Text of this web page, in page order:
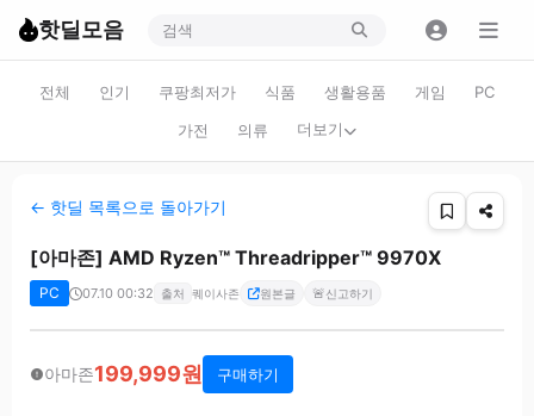
핫딜모음
전체 인기 쿠팡최저가 식품 생활용품 게임
PC
가전
의류 더보기
← 핫딜 목록으로 돌아가기
[아마존] AMD Ryzen™ Threadripper™ 9970X
PC 07.10 00:32 출처 퀘이사존 원본글 🚨신고하기
아마존199,999원 구매하기